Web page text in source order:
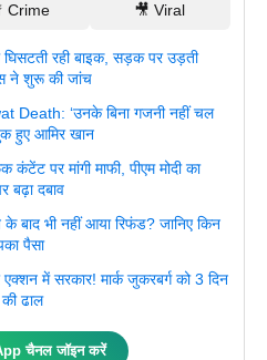
Crime 🎥 Viral
रही बाइक, सड़क पर उड़ती
ने शुरू की जांच
Death: ‘उनके बिना गजनी नहीं चल
हुए आमिर खान
पर मांगी माफी, पीएम मोदी का
बढ़ा दबाव
भी नहीं आया रिफंड? जानिए किन
पैसा
एक्शन में सरकार! मार्क जुकरबर्ग को 3 दिन
ढाल
चैनल जॉइन करें